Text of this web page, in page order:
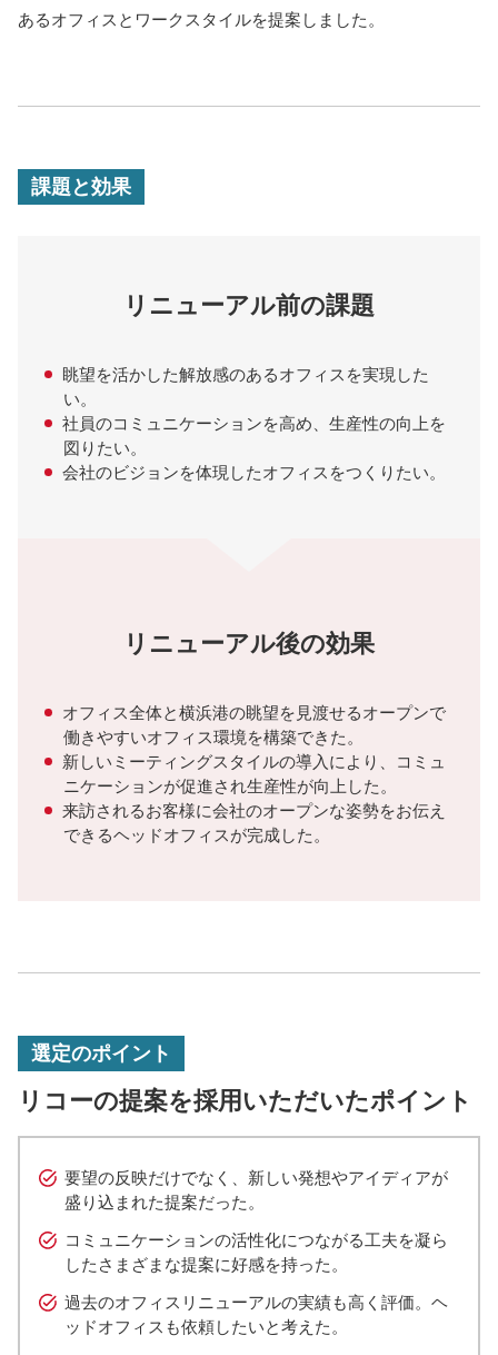
あるオフィスとワークスタイルを提案しました。
課題と効果
リニューアル前の課題
眺望を活かした解放感のあるオフィスを実現した
い。
社員のコミュニケーションを高め、生産性の向上を
図りたい。
会社のビジョンを体現したオフィスをつくりたい。
リニューアル後の効果
オフィス全体と横浜港の眺望を見渡せるオープンで
働きやすいオフィス環境を構築できた。
新しいミーティングスタイルの導入により、コミュ
ニケーションが促進され生産性が向上した。
来訪されるお客様に会社のオープンな姿勢をお伝え
できるヘッドオフィスが完成した。
選定のポイント
リコーの提案を採用いただいたポイント
要望の反映だけでなく、新しい発想やアイディアが
盛り込まれた提案だった。
コミュニケーションの活性化につながる工夫を凝ら
したさまざまな提案に好感を持った。
過去のオフィスリニューアルの実績も高く評価。ヘ
ッドオフィスも依頼したいと考えた。